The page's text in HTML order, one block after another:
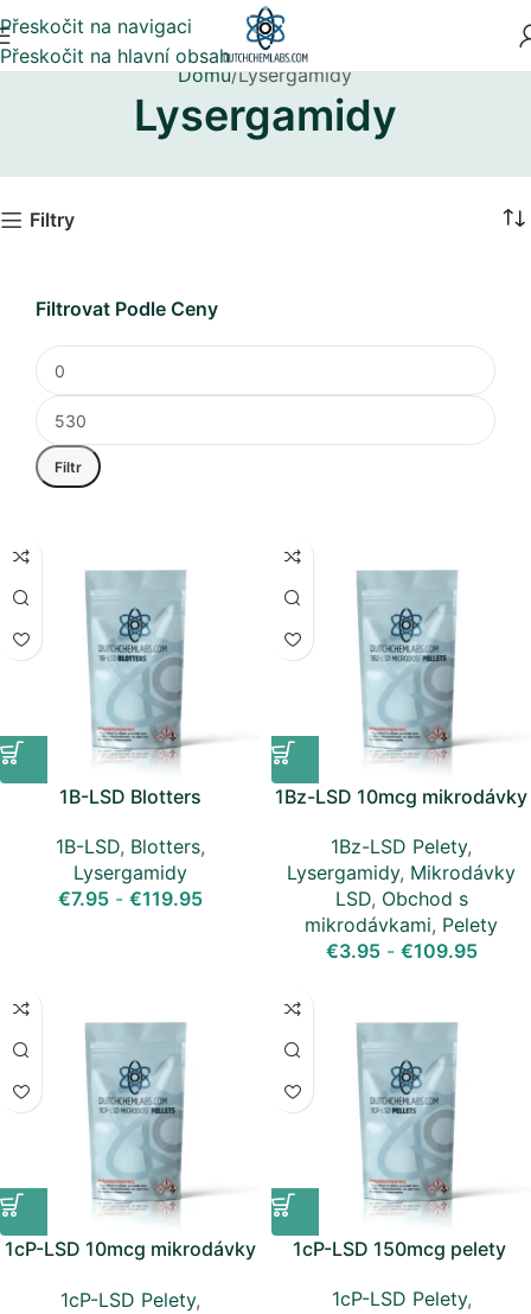
Přeskočit na navigaci
Přeskočit na hlavní obsah
Domů Lysergamidy
Lysergamidy
Filtry
Filtrovat Podle Ceny
Filtr
1B-LSD Blotters
1B-LSD, Blotters,
Lysergamidy
€7.95 - €119.95
1Bz-LSD 10mcg mikrodávky
1Bz-LSD Pelety,
Lysergamidy, Mikrodávky
LSD, Obchod s
mikrodávkami, Pelety
€3.95 - €109.95
1cP-LSD 10mcg mikrodávky
1cP-LSD Pelety,
1cP-LSD 150mcg pelety
1cP-LSD Pelety,